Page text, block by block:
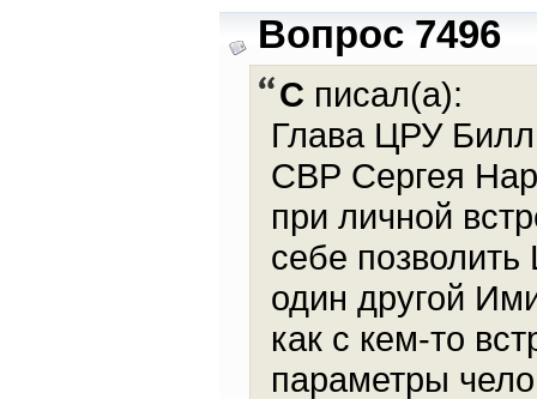
Вопрос 7496
С писал(а):
Глава ЦРУ
СВР Сергея
при личной
себе
один другой
как с кем-то
параметры